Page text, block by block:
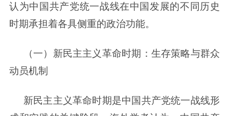
认为中国共产党统一战线在中国发展的不同历史
时期承担着各具侧重的政治功能。
（一）新民主主义革命时期：生存策略与群众
动员机制
新民主主义革命时期是中国共产党统一战线形